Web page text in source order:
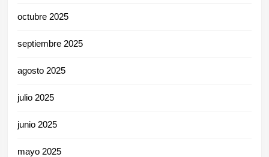
octubre 2025
septiembre 2025
agosto 2025
julio 2025
junio 2025
mayo 2025